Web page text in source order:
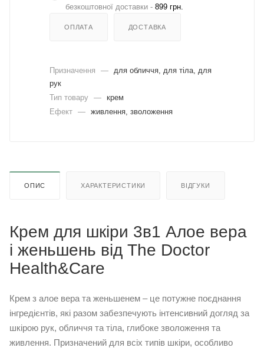
безкоштовної доставки - 899 грн.
ОПЛАТА ДОСТАВКА
Призначення —
для обличчя, для тіла, для
рук
Тип товару — крем
Ефект — живлення, зволоження
ОПИС ХАРАКТЕРИСТИКИ ВІДГУКИ
Крем для шкіри 3в1 Алое вера
і женьшень від The Doctor
Health&Care
Крем з алое вера та женьшенем – це потужне поєднання
інгредієнтів, які разом забезпечують інтенсивний догляд за
шкірою рук, обличчя та тіла, глибоке зволоження та
живлення. Призначений для всіх типів шкіри, особливо